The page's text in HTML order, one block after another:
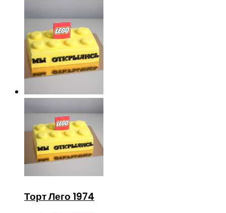
Торт Лего 1974